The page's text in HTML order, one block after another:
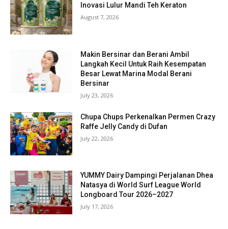
Inovasi Lulur Mandi Teh Keraton
August 7, 2026
Makin Bersinar dan Berani Ambil
Langkah Kecil Untuk Raih Kesempatan
Besar Lewat Marina Modal Berani
Bersinar
July 23, 2026
Chupa Chups Perkenalkan Permen Crazy
Raffe Jelly Candy di Dufan
July 22, 2026
YUMMY Dairy Dampingi Perjalanan Dhea
Natasya di World Surf League World
Longboard Tour 2026–2027
July 17, 2026